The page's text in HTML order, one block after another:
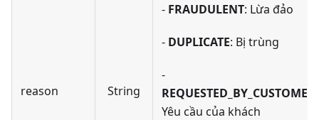
reason String
- FRAUDULENT: Lừa đảo
- DUPLICATE: Bị trùng
-
REQUESTED_BY_CUSTOMER
Yêu cầu của khách